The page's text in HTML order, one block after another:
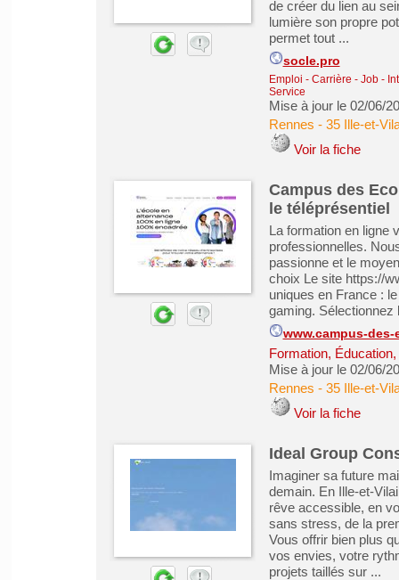
de créer du lien au
lumière son propre
permet tout ...
socle.pro
Emploi - Carrière - Job -
Service
Mise à jour le 02/06/
Rennes - 35 Ille-et-
Voir la fiche
Campus des
le téléprésentiel
La formation en ligne
professionnelles.
passionne et le
choix Le site https://
uniques en France :
gaming.
www.campus-des-
Formation,
Mise à jour le 02/06/
Rennes - 35 Ille-et-
Voir la fiche
Ideal Group
Imaginer sa future
demain. En Ille-et-
rêve accessible, en
sans stress, de la
Vous offrir bien plus
vos envies, votre
projets taillés sur ...